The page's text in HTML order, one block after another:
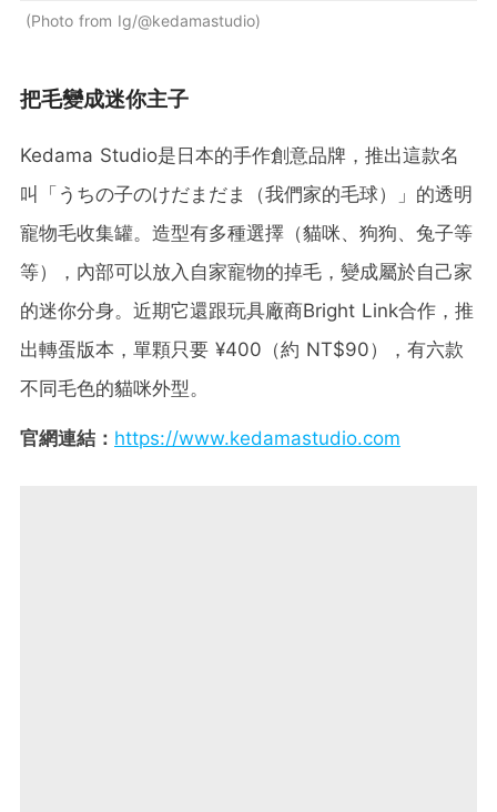
Photo from Ig/@kedamastudio
把毛變成迷你主子
Kedama Studio是日本的手作創意品牌，推出這款名
叫「うちの子のけだまだま（我們家的毛球）」的透明
寵物毛收集罐。造型有多種選擇（貓咪、狗狗、兔子等
等），內部可以放入自家寵物的掉毛，變成屬於自己家
的迷你分身。近期它還跟玩具廠商Bright Link合作，推
出轉蛋版本，單顆只要 ¥400（約 NT$90），有六款
不同毛色的貓咪外型。
官網連結： https://www.kedamastudio.com